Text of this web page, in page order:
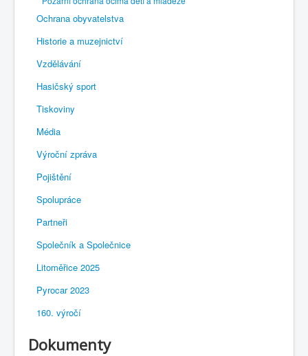
Ochrana obyvatelstva
Historie a muzejnictví
Vzdělávání
Hasičský sport
Tiskoviny
Média
Výroční zpráva
Pojištění
Spolupráce
Partneři
Společník a Společnice
Litoměřice 2025
Pyrocar 2023
160. výročí
Dokumenty